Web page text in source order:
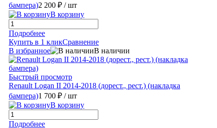
бампера)2 200 ₽ / шт
В корзину
Подробнее
Купить в 1 кликСравнение
В избранное
В наличии
Быстрый просмотр
Renault Logan II 2014-2018 (дорест., рест.) (накладка
бампера)1 700 ₽ / шт
В корзину
Подробнее